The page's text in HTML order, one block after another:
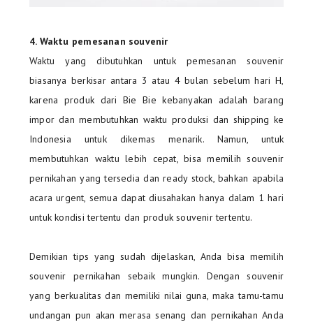
4. Waktu pemesanan souvenir
Waktu yang dibutuhkan untuk pemesanan souvenir
biasanya berkisar antara 3 atau 4 bulan sebelum hari H,
karena produk dari Bie Bie kebanyakan adalah barang
impor dan membutuhkan waktu produksi dan shipping ke
Indonesia untuk dikemas menarik. Namun, untuk
membutuhkan waktu lebih cepat, bisa memilih souvenir
pernikahan yang tersedia dan ready stock, bahkan apabila
acara urgent, semua dapat diusahakan hanya dalam 1 hari
untuk kondisi tertentu dan produk souvenir tertentu.
Demikian tips yang sudah dijelaskan, Anda bisa memilih
souvenir pernikahan sebaik mungkin. Dengan souvenir
yang berkualitas dan memiliki nilai guna, maka tamu-tamu
undangan pun akan merasa senang dan pernikahan Anda